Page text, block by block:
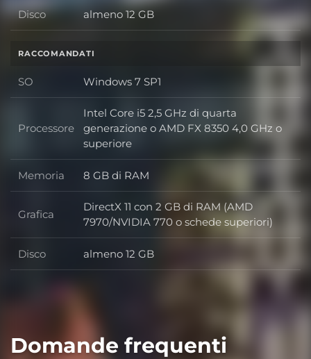
Disco Disco
almeno 12 GB
RACCOMANDATI
SO SO
Windows 7 SP1
Processore Processore
Intel Core i5 2,5 GHz di quarta
generazione o AMD FX 8350 4,0 GHz o
superiore
Memoria Memoria
8 GB di RAM
Grafica Grafica
DirectX 11 con 2 GB di RAM (AMD
7970/NVIDIA 770 o schede superiori)
Disco Disco
almeno 12 GB
Domande frequenti